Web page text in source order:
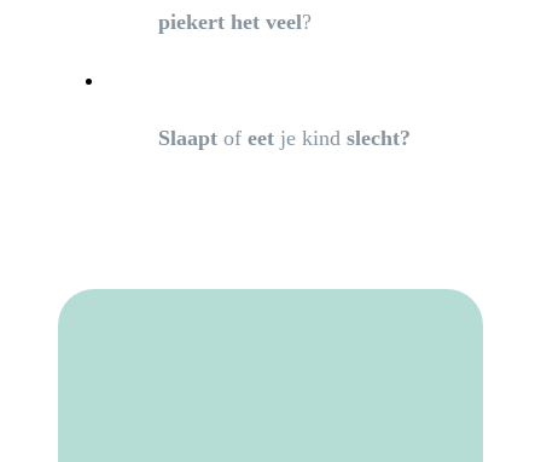
piekert het veel?
Slaapt ofeet je kindslecht?